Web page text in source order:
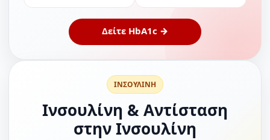
Δείτε HbA1c →
ΙΝΣΟΥΛΙΝΗ
Ινσουλίνη & Αντίσταση
στην Ινσουλίνη